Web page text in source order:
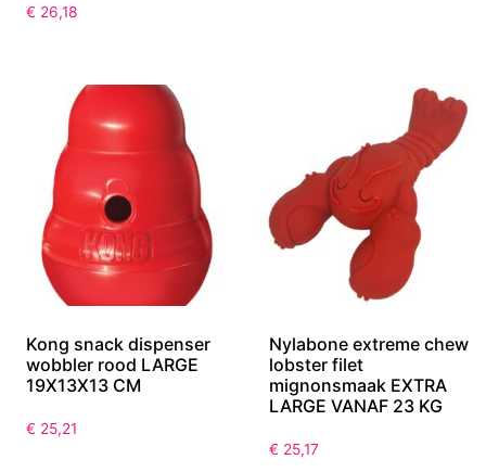
€ 26,18
Kong snack dispenser
wobbler rood LARGE
19X13X13 CM
€ 25,21
Nylabone extreme chew
lobster filet
mignonsmaak EXTRA
LARGE VANAF 23 KG
€ 25,17